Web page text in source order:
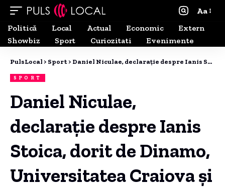
Aa
Politică
Local Actual Economic
Extern
Showbiz
Sport Curiozitati Evenimente
PulsLocal > Sport > Daniel Niculae, declarație despre Ianis Stoica, dorit de Dinamo, Universitatea Craiova și din Ucraina: „Acesta este prețul!”
SPORT
Daniel Niculae,
declarație despre Ianis
Stoica, dorit de Dinamo,
Universitatea Craiova și